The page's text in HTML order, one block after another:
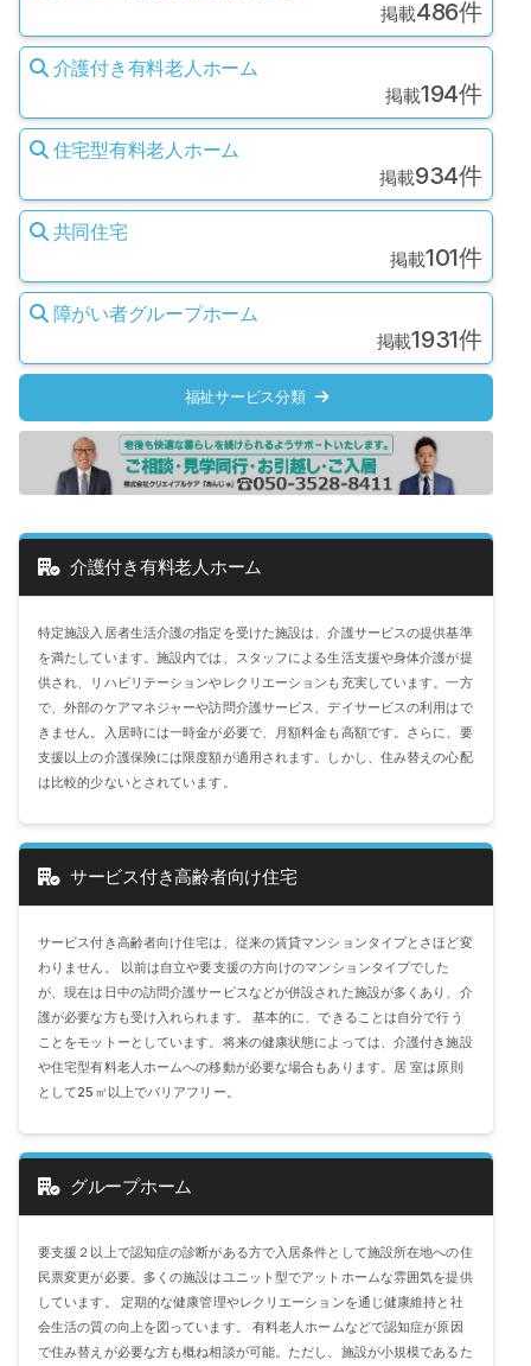
掲載486件
介護付き有料老人ホーム
掲載194件
住宅型有料老人ホーム
掲載934件
共同住宅
掲載101件
障がい者グループホーム
掲載1931件
福祉サービス分類
介護付き有料老人ホーム
特定施設入居者生活介護の指定を受けた施設は、介護サービスの提供基準
を満たしています。施設内では、スタッフによる生活支援や身体介護が提
供され、リハビリテーションやレクリエーションも充実しています。一方
で、外部のケアマネジャーや訪問介護サービス、デイサービスの利用はで
きません。入居時には一時金が必要で、月額料金も高額です。さらに、要
支援以上の介護保険には限度額が適用されます。しかし、住み替えの心配
は比較的少ないとされています。
サービス付き高齢者向け住宅
サービス付き高齢者向け住宅は、従来の賃貸マンションタイプとさほど変
わりません。 以前は自立や要支援の方向けのマンションタイプでした
が、現在は日中の訪問介護サービスなどが併設された施設が多くあり、介
護が必要な方も受け入れられます。 基本的に、できることは自分で行う
ことをモットーとしています。将来の健康状態によっては、介護付き施設
や住宅型有料老人ホームへの移動が必要な場合もあります。居 室は原則
として25㎡以上でバリアフリー。
グループホーム
要支援２以上で認知症の診断がある方で入居条件として施設所在地への住
民票変更が必要。多くの施設はユニット型でアットホームな雰囲気を提供
しています。 定期的な健康管理やレクリエーションを通じ健康維持と社
会生活の質の向上を図っています。 有料老人ホームなどで認知症が原因
で住み替えが必要な方も概ね相談が可能。ただし、施設が小規模であるた